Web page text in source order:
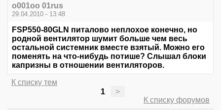
o001oo 01rus
29.04.2010 - 13:48
FSP550-80GLN питалово неплохое конечно, но
родной вентилятор шумит больше чем весь
остальной системник вместе взятый. Можно его
поменять на что-нибудь потише? Слышал блоки
капризны в отношении вентиляторов.
К списку тем
1
>
К списку форумов